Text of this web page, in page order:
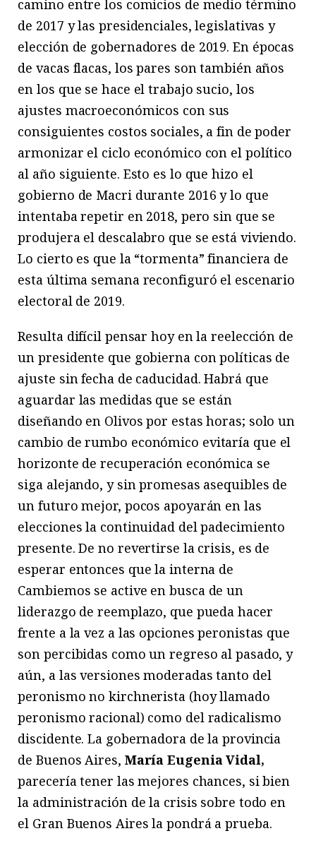
camino entre los comicios de medio término
de 2017 y las presidenciales, legislativas y
elección de gobernadores de 2019. En épocas
de vacas flacas, los pares son también años
en los que se hace el trabajo sucio, los
ajustes macroeconómicos con sus
consiguientes costos sociales, a fin de poder
armonizar el ciclo económico con el político
al año siguiente. Esto es lo que hizo el
gobierno de Macri durante 2016 y lo que
intentaba repetir en 2018, pero sin que se
produjera el descalabro que se está viviendo.
Lo cierto es que la “tormenta” financiera de
esta última semana reconfiguró el escenario
electoral de 2019.
Resulta difícil pensar hoy en la reelección de
un presidente que gobierna con políticas de
ajuste sin fecha de caducidad. Habrá que
aguardar las medidas que se están
diseñando en Olivos por estas horas; solo un
cambio de rumbo económico evitaría que el
horizonte de recuperación económica se
siga alejando, y sin promesas asequibles de
un futuro mejor, pocos apoyarán en las
elecciones la continuidad del padecimiento
presente. De no revertirse la crisis, es de
esperar entonces que la interna de
Cambiemos se active en busca de un
liderazgo de reemplazo, que pueda hacer
frente a la vez a las opciones peronistas que
son percibidas como un regreso al pasado, y
aún, a las versiones moderadas tanto del
peronismo no kirchnerista (hoy llamado
peronismo racional) como del radicalismo
discidente. La gobernadora de la provincia
de Buenos Aires, María Eugenia Vidal,
parecería tener las mejores chances, si bien
la administración de la crisis sobre todo en
el Gran Buenos Aires la pondrá a prueba.